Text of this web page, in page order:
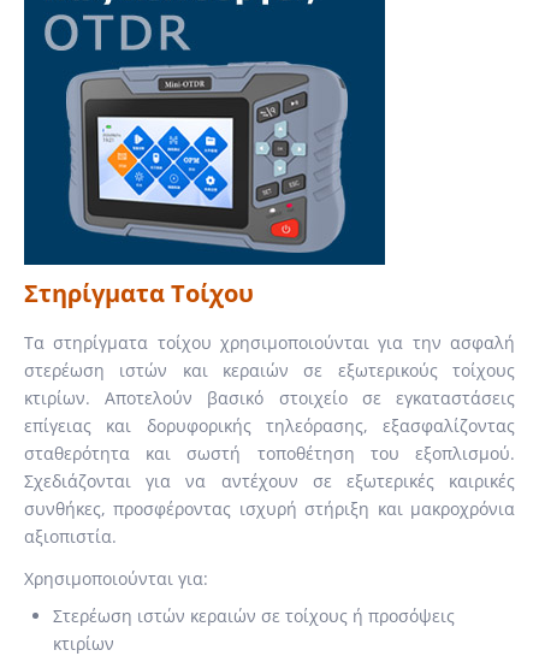
Στηρίγματα Τοίχου
Τα στηρίγματα τοίχου χρησιμοποιούνται για την ασφαλή
στερέωση ιστών και κεραιών σε εξωτερικούς τοίχους
κτιρίων. Αποτελούν βασικό στοιχείο σε εγκαταστάσεις
επίγειας και δορυφορικής τηλεόρασης, εξασφαλίζοντας
σταθερότητα και σωστή τοποθέτηση του εξοπλισμού.
Σχεδιάζονται για να αντέχουν σε εξωτερικές καιρικές
συνθήκες, προσφέροντας ισχυρή στήριξη και μακροχρόνια
αξιοπιστία.
Χρησιμοποιούνται για:
Στερέωση ιστών κεραιών σε τοίχους ή προσόψεις
κτιρίων